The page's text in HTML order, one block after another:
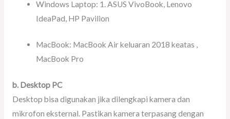
Windows Laptop: 1. ASUS VivoBook, Lenovo
IdeaPad, HP Pavilion
MacBook: MacBook Air keluaran 2018 keatas ,
MacBook Pro
b. Desktop PC
Desktop bisa digunakan jika dilengkapi kamera dan
mikrofon eksternal. Pastikan kamera terpasang dengan